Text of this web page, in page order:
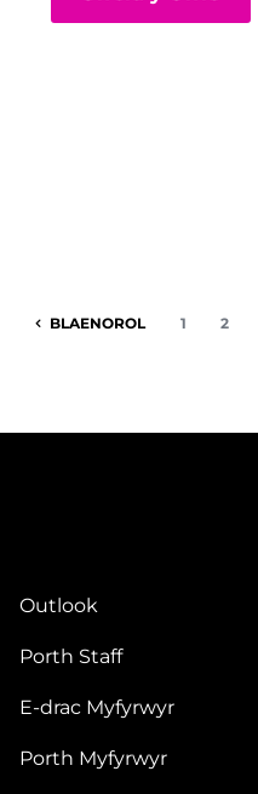
BLAENOROL 1 2
Outlook
Porth Staff
E-drac Myfyrwyr
Porth Myfyrwyr